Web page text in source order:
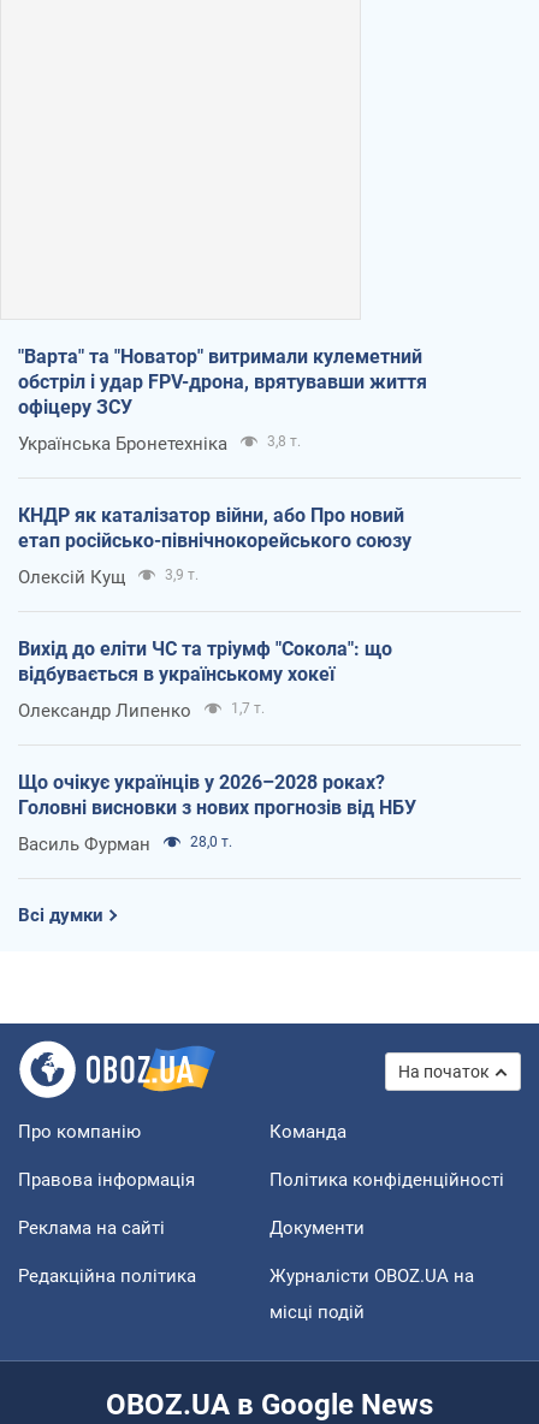
"Варта" та "Новатор" витримали кулеметний
обстріл і удар FPV-дрона, врятувавши життя
офіцеру ЗСУ
Українська Бронетехніка 3,8 т.
КНДР як каталізатор війни, або Про новий
етап російсько-північнокорейського союзу
Олексій Кущ 3,9 т.
Вихід до еліти ЧС та тріумф "Сокола": що
відбувається в українському хокеї
Олександр Липенко 1,7 т.
Що очікує українців у 2026–2028 роках?
Головні висновки з нових прогнозів від НБУ
Василь Фурман 28,0 т.
Всі думки
На початок
Про компанію Команда
Правова інформація Політика конфіденційності
Реклама на сайті Документи
Редакційна політика
Журналісти OBOZ.UA на
місці подій
OBOZ.UA в Google News